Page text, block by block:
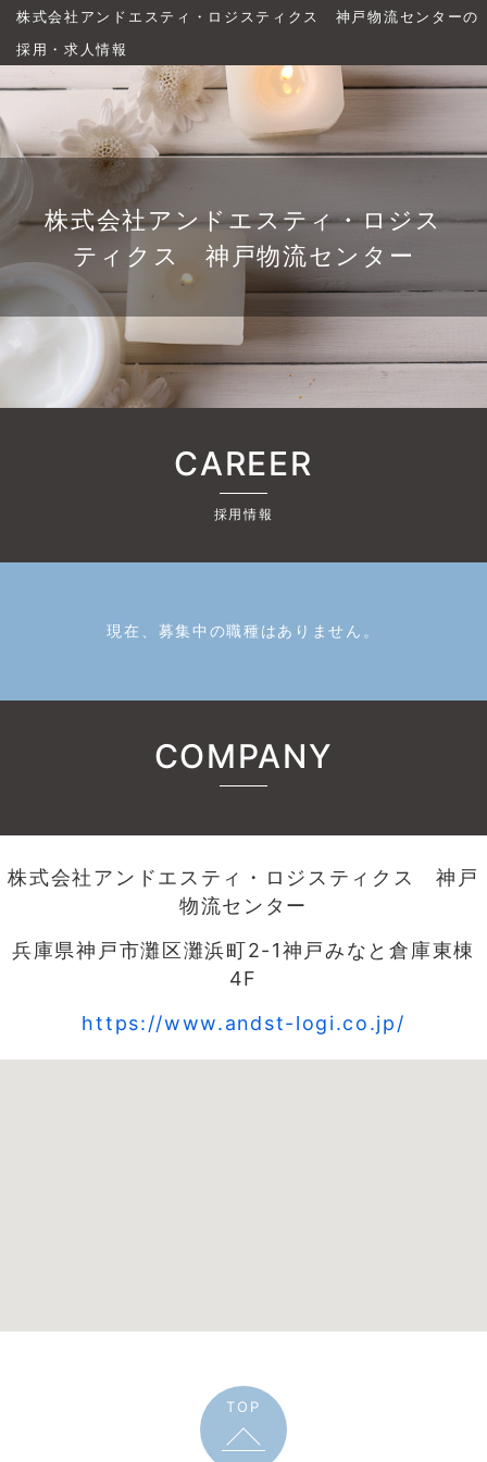
株式会社アンドエスティ・ロジスティクス 神戸物流センターの
採用・求人情報
株式会社アンドエスティ・ロジス
ティクス 神戸物流センター
CAREER
採用情報
現在、募集中の職種はありません。
COMPANY
株式会社アンドエスティ・ロジスティクス 神戸
物流センター
兵庫県神戸市灘区灘浜町2-1神戸みなと倉庫東棟
4F
https://www.andst-logi.co.jp/
TOP